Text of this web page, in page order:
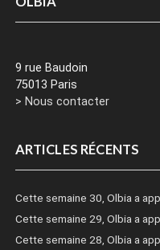
9 rue Baudoin
75013 Paris
> Nous contacter
ARTICLES RÉCENTS
Cette semaine 30, Olbia a
Cette semaine 29, Olbia a
Cette semaine 28, Olbia a